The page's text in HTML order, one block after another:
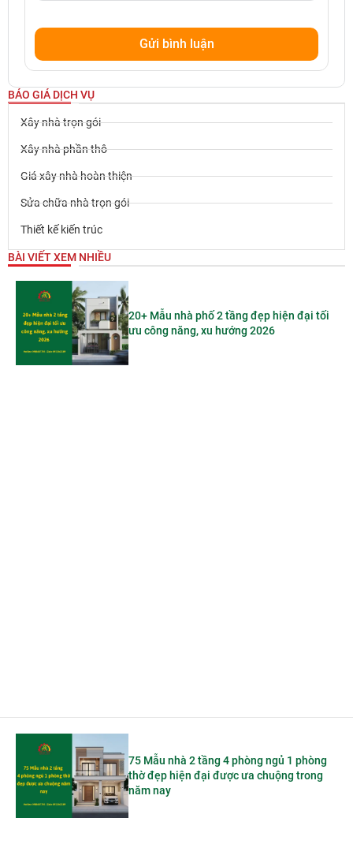
BÁO GIÁ DỊCH VỤ
Xây nhà trọn gói
Xây nhà phần thô
Giá xây nhà hoàn thiện
Sửa chữa nhà trọn gói
Thiết kế kiến trúc
BÀI VIẾT XEM NHIỀU
20+ Mẫu nhà phố 2 tầng đẹp hiện đại tối
ưu công năng, xu hướng 2026
75 Mẫu nhà 2 tầng 4 phòng ngủ 1 phòng
thờ đẹp hiện đại được ưa chuộng trong
năm nay